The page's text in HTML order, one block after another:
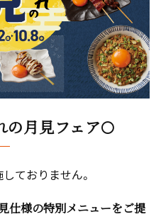
の月見フェア🌕
ておりません。
仕様の特別メニューをご提